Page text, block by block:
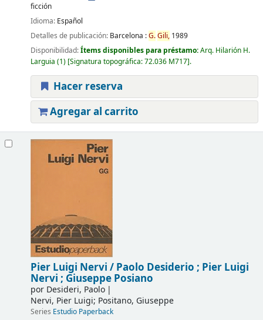
ficción
Idioma: Español
Detalles de publicación: Barcelona :G.Gili, 1989
Disponibilidad:Ítems disponibles para préstamo:Arq. Hilarión H.
Larguia (1) Signatura topográfica:72.036 M717 .
Hacer reserva
Agregar al carrito
Pier Luigi Nervi / Paolo Desiderio ; Pier Luigi
Nervi ; Giuseppe Posiano
por Desideri, Paolo
Nervi, Pier Luigi; Positano, Giuseppe
Series Estudio Paperback